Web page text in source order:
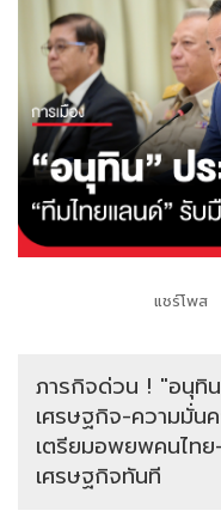
แชร์โพส
ภารกิจด่วน ! "อนุทิ
เศรษฐกิจ-ความมั่
เตรียมอพยพคนไท
เศรษฐกิจทันที